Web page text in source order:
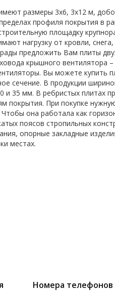
размеры 3х6, 3х12 м,
профиля покрытия в
площадку
нагрузку от кровли,
предложить Вам плиты
крышного вентилятора
Вы можете купить
сечение. В продукции
мм. В ребристых плитах
покрытия. При покупке
Чтобы она работала как
поясов стропильных
опорные закладные
местах.
Номера телефонов